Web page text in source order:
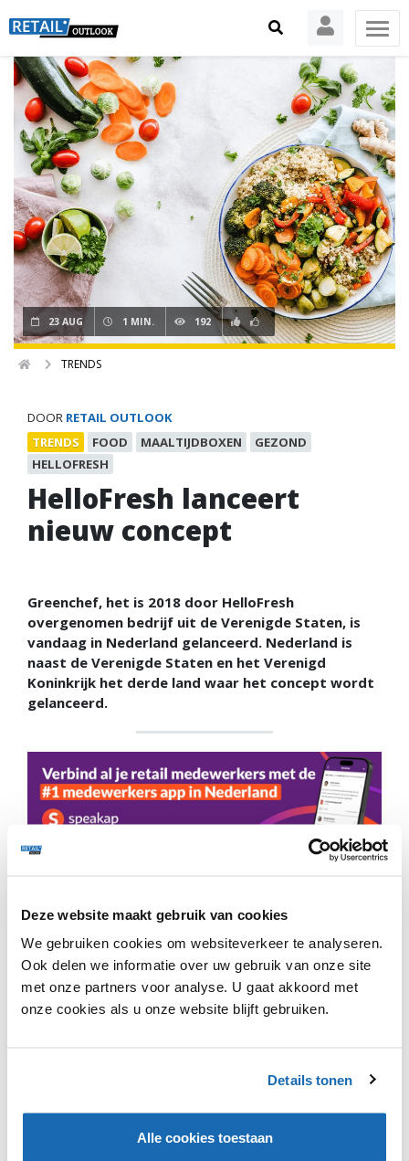
Deze website maakt gebruik van cookies
We gebruiken cookies om websiteverkeer te analyseren.
Ook delen we informatie over uw gebruik van onze site
met onze partners voor analyse. U gaat akkoord met
onze cookies als u onze website blijft gebruiken.
Details tonen
Alle cookies toestaan
23 AUG 1 MIN. 192
TRENDS
DOOR RETAIL OUTLOOK
TRENDS
FOOD MAALTIJDBOXEN
GEZOND
HELLOFRESH
HelloFresh lanceert
nieuw concept
Greenchef, het is 2018 door HelloFresh
overgenomen bedrijf uit de Verenigde Staten, is
vandaag in Nederland gelanceerd. Nederland is
naast de Verenigde Staten en het Verenigd
Koninkrijk het derde land waar het concept wordt
gelanceerd.
door Greenchef blijkt dat 61% van de Nederlandse
gezonder zal eten als dit makkelijker wordt gemaakt.
Het concept focust zich op consumenten met
specifieke dieetwensen en helpt mensen om een
gezondere levensstijl te ontwikkelen én te behouden.